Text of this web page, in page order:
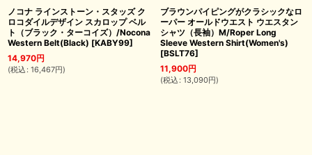
ノコナ ラインストーン・スタッズ ク
ロコダイルデザイン スカロップ ベル
ト（ブラック・ターコイズ）/Nocona
Western Belt(Black) [KABY99]
14,970円
(税込 : 16,467円)
ブラウンパイピングがクラシックなロ
ーパー オールドウエスト ウエスタン
シャツ（長袖）M/Roper Long
Sleeve Western Shirt(Women's)
[BSLT76]
11,900円
(税込 : 13,090円)